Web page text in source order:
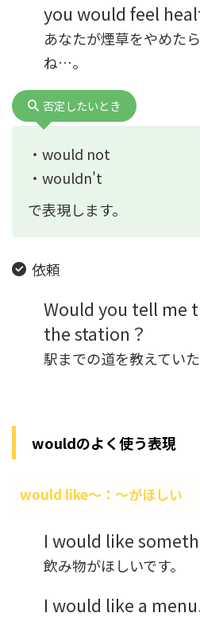
you would feel
あなたが煙草をやめた
ね…。
否定したいとき
・would not
・wouldn't
で表現します。
依頼
Would you tell me
the station？
駅までの道を教えてい
wouldのよく使う表現
would like～：～がほしい
I would like
飲み物がほしいです。
I would like a